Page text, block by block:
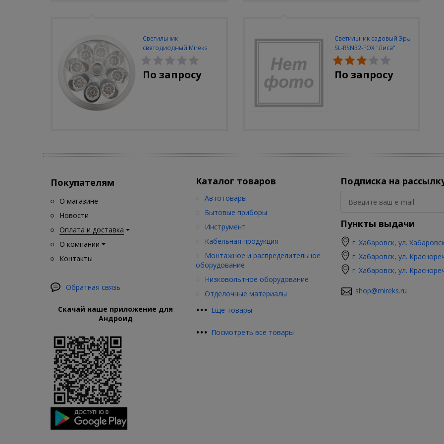
Светильник
светодиодный Mireks
С-310-80-S (5W/4000-
5000K/500lm/датчик
движения)
По запросу
Светильник садовый Эра
SL-RSN32-FOX "Лиса"
солн.бат, полистоун,
цветной, 32 см
По запросу
Покупателям
О магазине
Новости
Оплата и доставка
О компании
Контакты
Обратная связь
Скачай наше приложение для
Андроид
Каталог товаров
••• Еще товары
Автотовары
Бытовые приборы
Инструмент
Кабельная продукция
Монтажное и распределительное
оборудование
Низковольтное оборудование
Отделочные материалы
••• Посмотреть все товары
Подписка на
Пункты выдачи
г. Хабаровск, ул.
г. Хабаровск, ул.
г. Хабаровск, ул.
shop@mireks.ru